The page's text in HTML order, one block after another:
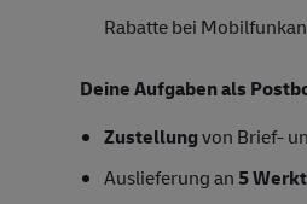
Rabatte bei
Deine Aufgaben als
Zustellungvon Brief-
Auslieferung an5